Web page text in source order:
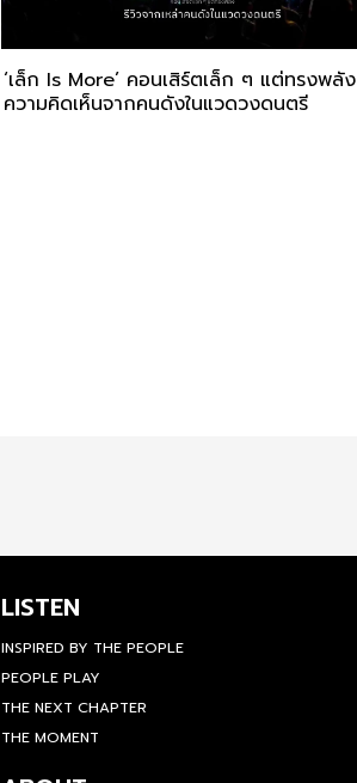
‘เล็ก Is More’ คอนเสิร์ตเล็ก ๆ แต่ทรงพลัง
ความคิดเห็นจากคนดังในแวดวงดนตรี
LISTEN
INSPIRED BY THE PEOPLE
PEOPLE PLAY
THE NEXT CHAPTER
THE MOMENT